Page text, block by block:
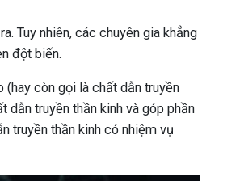
Tuy nhiên, các chuyên gia khẳng
đột biến.
còn gọi là chất dẫn truyền
dẫn truyền thần kinh và góp phần
truyền thần kinh có nhiệm vụ